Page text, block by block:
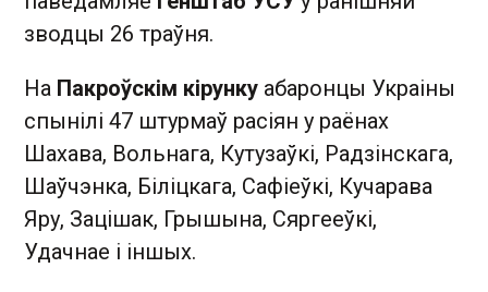
зводцы 26 траўня.
На Пакроўскім кірунку абаронцы Украіны
спынілі 47 штурмаў расіян у раёнах
Шахава, Вольнага, Кутузаўкі, Радзінскага,
Шаўчэнка, Біліцкага, Сафіеўкі, Кучарава
Яру, Зацішак, Грышына, Сяргееўкі,
Удачнае і іншых.